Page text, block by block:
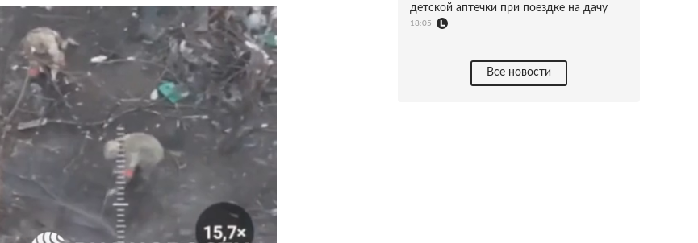
детской аптечки при поездке на дачу
18:05
Все новости